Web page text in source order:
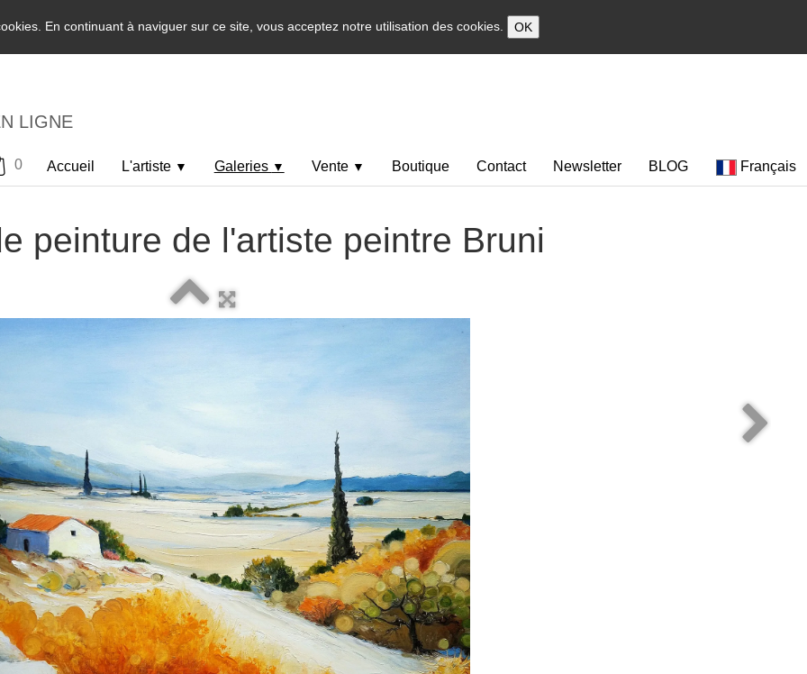
En continuant à naviguer sur ce site, vous acceptez notre utilisation des cookies. OK
LIGNE
0 Accueil L'artiste ▼ Galeries ▼ Vente ▼ Boutique Contact Newsletter BLOG Français
peinture de l'artiste peintre Bruni